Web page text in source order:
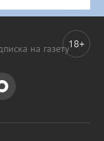
на газету18+